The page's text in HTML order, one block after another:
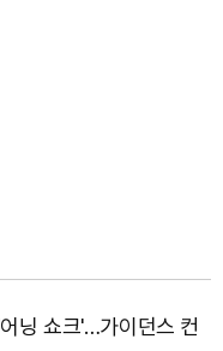
닝 쇼크'…가이던스 컨